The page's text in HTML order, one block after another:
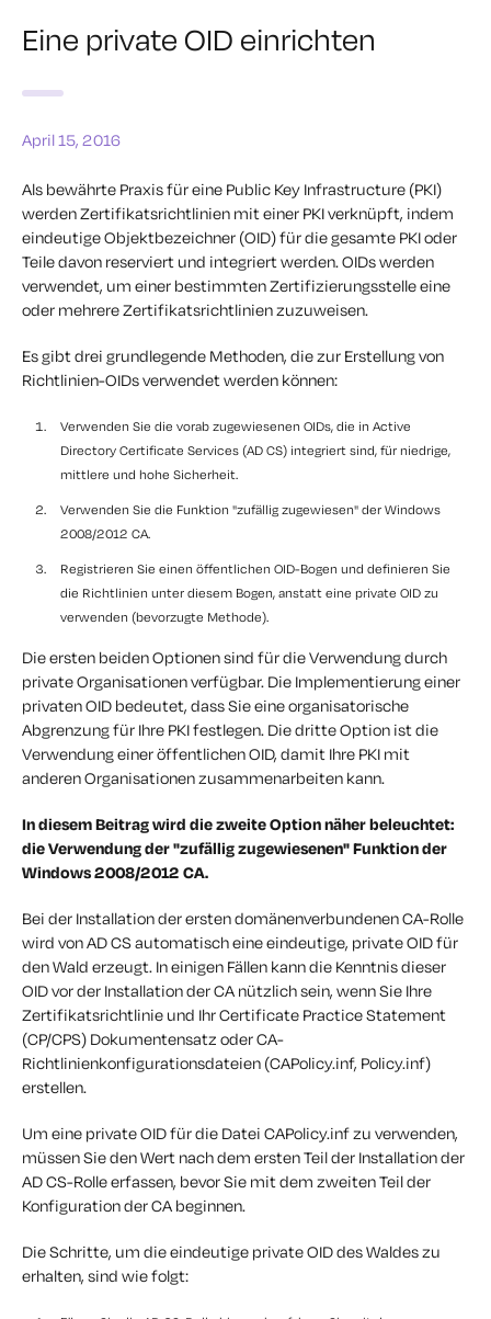
Eine private OID einrichten
April 15, 2016
Als bewährte Praxis für eine Public Key Infrastructure (PKI)
werden Zertifikatsrichtlinien mit einer PKI verknüpft, indem
eindeutige Objektbezeichner (OID) für die gesamte PKI oder
Teile davon reserviert und integriert werden. OIDs werden
verwendet, um einer bestimmten Zertifizierungsstelle eine
oder mehrere Zertifikatsrichtlinien zuzuweisen.
Es gibt drei grundlegende Methoden, die zur Erstellung von
Richtlinien-OIDs verwendet werden können:
Verwenden Sie die vorab zugewiesenen OIDs, die in Active
Directory Certificate Services (AD CS) integriert sind, für niedrige,
mittlere und hohe Sicherheit.
Verwenden Sie die Funktion "zufällig zugewiesen" der Windows
2008/2012 CA.
Registrieren Sie einen öffentlichen OID-Bogen und definieren Sie
die Richtlinien unter diesem Bogen, anstatt eine private OID zu
verwenden (bevorzugte Methode).
Die ersten beiden Optionen sind für die Verwendung durch
private Organisationen verfügbar. Die Implementierung einer
privaten OID bedeutet, dass Sie eine organisatorische
Abgrenzung für Ihre PKI festlegen. Die dritte Option ist die
Verwendung einer öffentlichen OID, damit Ihre PKI mit
anderen Organisationen zusammenarbeiten kann.
In diesem Beitrag wird die zweite Option näher beleuchtet:
die Verwendung der"zufällig zugewiesenen" Funktion der
Windows 2008/2012 CA.
Bei der Installation der ersten domänenverbundenen CA-Rolle
wird von AD CS automatisch eine eindeutige, private OID für
den Wald erzeugt. In einigen Fällen kann die Kenntnis dieser
OID vor der Installation der CA nützlich sein, wenn Sie Ihre
Zertifikatsrichtlinie und Ihr Certificate Practice Statement
(CP/CPS) Dokumentensatz oder CA-
Richtlinienkonfigurationsdateien (CAPolicy.inf, Policy.inf)
erstellen.
Um eine private OID für die Datei CAPolicy.inf zu verwenden,
müssen Sie den Wert nach dem ersten Teil der Installation der
AD CS-Rolle erfassen, bevor Sie mit dem zweiten Teil der
Konfiguration der CA beginnen.
Die Schritte, um die eindeutige private OID des Waldes zu
erhalten, sind wie folgt: